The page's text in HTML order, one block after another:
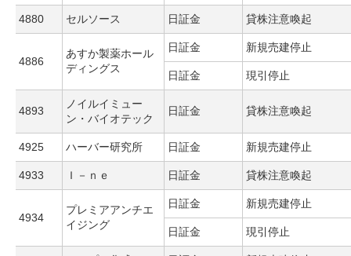
4880 セルソース 日証金 貸株注意喚起
4886
あすか製薬ホール
ディングス
日証金 新規売建停止
日証金 現引停止
4893
ノイルイミュー
ン・バイオテック
日証金 貸株注意喚起
4925 ハーバー研究所 日証金 新規売建停止
4933 Ｉ－ｎｅ 日証金 貸株注意喚起
4934
プレミアアンチエ
イジング
日証金 新規売建停止
日証金 現引停止